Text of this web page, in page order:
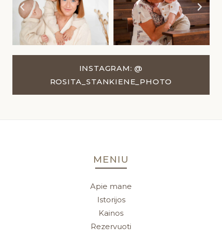
INSTAGRAM: @
ROSITA_STANKIENE_PHOTO
MENIU
Apie mane
Istorijos
Kainos
Rezervuoti